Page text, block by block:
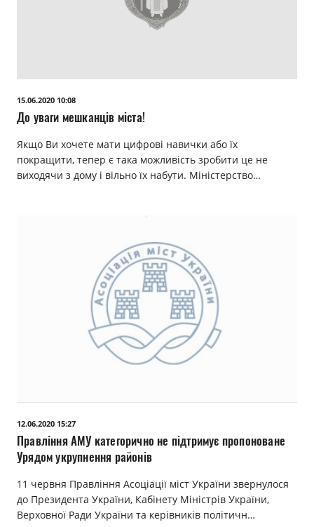
15.06.2020 10:08
До уваги мешканців міста!
Якщо Ви хочете мати цифрові навички або їх
покращити, тепер є така можливість зробити це не
виходячи з дому і вільно їх набути. Міністерство…
12.06.2020 15:27
Правління АМУ категорично не підтримує пропоноване
Урядом укрупнення районів
11 червня Правління Асоціації міст України звернулося
до Президента України, Кабінету Міністрів України,
Верховної Ради України та керівників політичн…